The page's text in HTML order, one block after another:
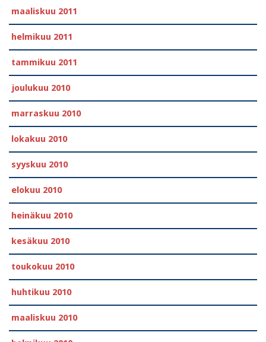
maaliskuu 2011
helmikuu 2011
tammikuu 2011
joulukuu 2010
marraskuu 2010
lokakuu 2010
syyskuu 2010
elokuu 2010
heinäkuu 2010
kesäkuu 2010
toukokuu 2010
huhtikuu 2010
maaliskuu 2010